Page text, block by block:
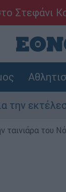
Στεφάνι
του